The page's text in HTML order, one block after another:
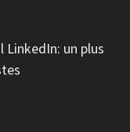
un plus